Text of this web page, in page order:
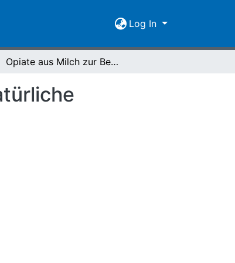
Log In
Opiate aus Milch zur Behandlung von Diarrhoen : Natürliche Heilstoffe in der Milch